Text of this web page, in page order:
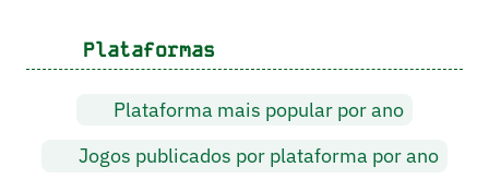
Plataformas
Plataforma mais popular por ano
Jogos publicados por plataforma por ano